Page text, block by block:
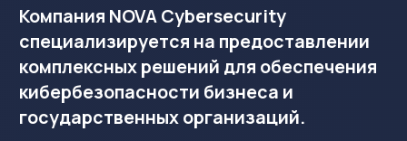
области. Мы используем передовые
технологии и методы, чтобы обеспечить
максимальную защиту наших клиентов от
Понимая, что каждый клиент уникален, мы
разрабатываем индивидуальные решения,
которые соответствуют потребностям и
бюджету клиента. Наша цель — защитить